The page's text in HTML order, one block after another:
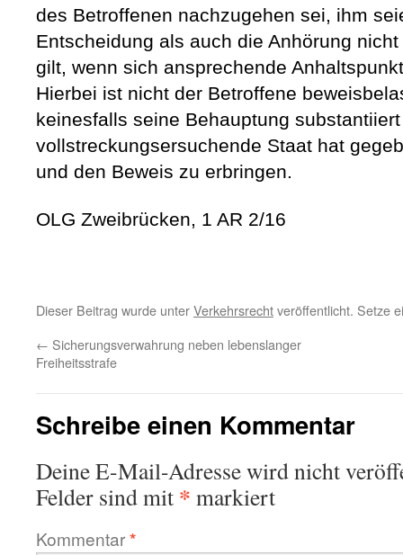
des Betroffenen nachzugehen sei, ihm
Entscheidung als auch die Anhörung
gilt, wenn sich ansprechende
Hierbei ist nicht der Betroffene
keinesfalls seine Behauptung
vollstreckungsersuchende Staat hat
und den Beweis zu erbringen.
OLG Zweibrücken, 1 AR 2/16
Dieser Beitrag wurde unterVerkehrsrechtveröffentlicht. Setze
← Sicherungsverwahrung neben lebenslanger
Freiheitsstrafe
Schreibe einen Kommentar
Deine E-Mail-Adresse wird nicht
Felder sind mit * markiert
Kommentar*